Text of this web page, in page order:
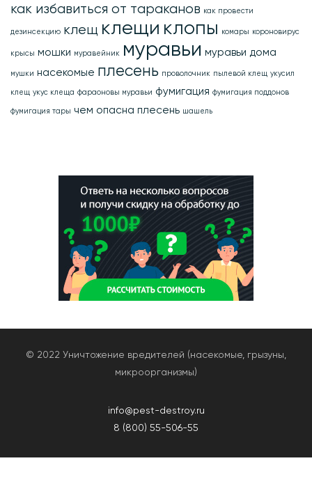
как избавиться от тараканов как провести
дезинсекцию клещ клещи клопы комары короновирус
крысы мошки муравейник муравьи муравьи дома
мушки насекомые плесень проволочник пылевой клещ укусил
клещ укус клеща фараоновы муравьи фумигация фумигация поддонов
фумигация тары чем опасна плесень шашель
© 2022 Уничтожение вредителей (насекомые, грызуны,
микроорганизмы)
info@pest-destroy.ru
8 (800) 55-506-55